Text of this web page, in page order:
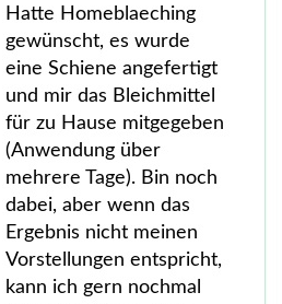
Hatte Homeblaeching
gewünscht, es wurde
eine Schiene angefertigt
und mir das Bleichmittel
für zu Hause mitgegeben
(Anwendung über
mehrere Tage). Bin noch
dabei, aber wenn das
Ergebnis nicht meinen
Vorstellungen entspricht,
kann ich gern nochmal